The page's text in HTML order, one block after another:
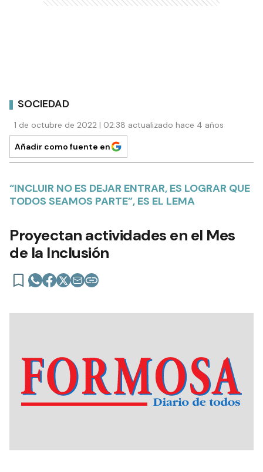
SOCIEDAD
1 de octubre de 2022 | 02:38 actualizado hace 4 años
Añadir como fuente en
“INCLUIR NO ES DEJAR ENTRAR, ES LOGRAR QUE
TODOS SEAMOS PARTE”, ES EL LEMA
Proyectan actividades en el Mes
de la Inclusión